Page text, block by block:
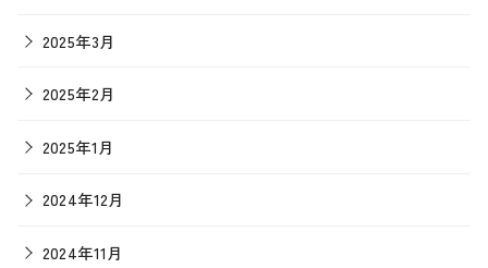
2025年3月
2025年2月
2025年1月
2024年12月
2024年11月